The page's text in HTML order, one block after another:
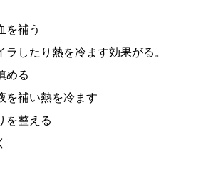
を補う
したり熱を冷ます効果がる。
める
を補い熱を冷ます
を整える